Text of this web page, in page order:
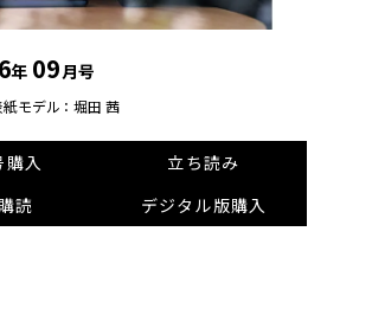
年 09月号
紙モデル：堀田 茜
購入
立ち読み
読
デジタル版購入